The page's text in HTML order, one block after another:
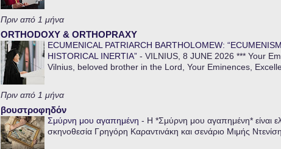
Πριν από 1 μήνα
ORTHODOXY & ORTHOPRAXY
ECUMENICAL PATRIARCH BARTHOLOMEW:
HISTORICAL INERTIA” - VILNIUS, 8 JUNE 2026 *** Your
Vilnius, beloved brother in the Lord, Your Eminences,
Πριν από 1 μήνα
βουστροφηδόν
Σμύρνη μου αγαπημένη - Η *Σμύρνη μου αγαπημένη* είναι
σκηνοθεσία Γρηγόρη Καραντινάκη και σενάριο Μιμής Ντενίση.